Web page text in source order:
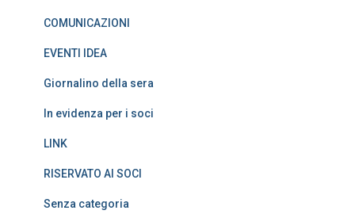
COMUNICAZIONI
EVENTI IDEA
Giornalino della sera
In evidenza per i soci
LINK
RISERVATO AI SOCI
Senza categoria